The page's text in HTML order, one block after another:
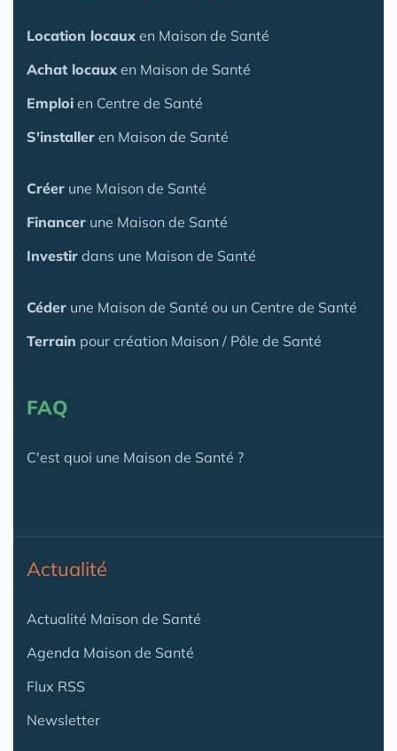
Location locaux en Maison de Santé
Achat locaux en Maison de Santé
Emploi en Centre de Santé
S'installer en Maison de Santé
Créer une Maison de Santé
Financer une Maison de Santé
Investir dans une Maison de Santé
Céder une Maison de Santé ou un Centre de Santé
Terrain pour création Maison / Pôle de Santé
FAQ
C'est quoi une Maison de Santé ?
Actualité
Actualité Maison de Santé
Agenda Maison de Santé
Flux RSS
Newsletter